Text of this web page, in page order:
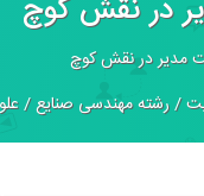
در نقش کوچ
مدیر در نقش کوچ
/رشته مهندسی صنایع/